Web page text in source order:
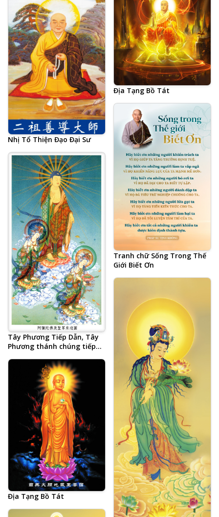
Địa Tạng Bồ Tát
Nhị Tổ Thiện Đạo Đại Sư
Tranh chữ Sống Trong Thế
Giới Biết Ơn
Tây Phương Tiếp Dẫn, Tây
Phương thánh chúng tiếp
Cực Lạc, A Di Đà Phật, Quan
Thế Âm Bồ Tát, Đại Thế Chí
Bồ Tát, 48 đại nguyện của
Phật A Di Đà, vãng sinh Thế
Giới Tây Phương Cực Lạc
Địa Tạng Bồ Tát